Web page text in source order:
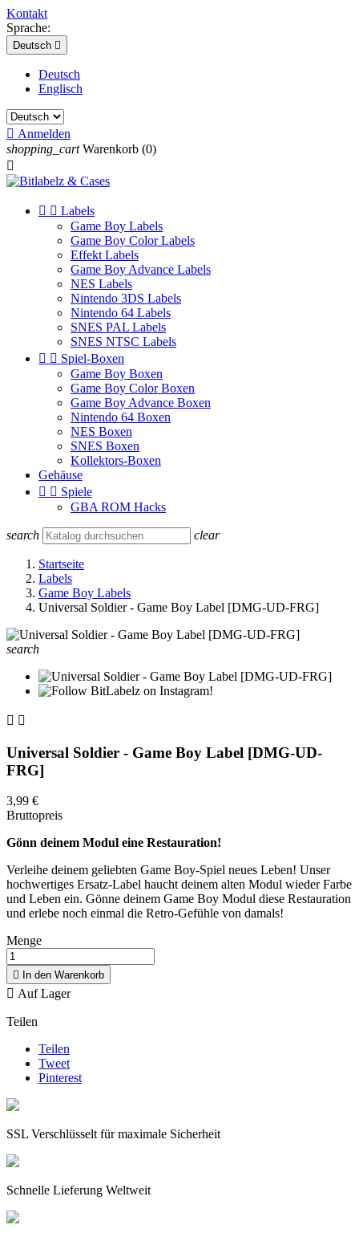
Kontakt
Sprache:
Deutsch 
Deutsch
Englisch
 Anmelden
shopping_cart Warenkorb (0)

  Labels
Game Boy Labels
Game Boy Color Labels
Effekt Labels
Game Boy Advance Labels
NES Labels
Nintendo 3DS Labels
Nintendo 64 Labels
SNES PAL Labels
SNES NTSC Labels
  Spiel-Boxen
Game Boy Boxen
Game Boy Color Boxen
Game Boy Advance Boxen
Nintendo 64 Boxen
NES Boxen
SNES Boxen
Kollektors-Boxen
Gehäuse
  Spiele
GBA ROM Hacks
search clear
Startseite
Labels
Game Boy Labels
Universal Soldier - Game Boy Label [DMG-UD-FRG]
search
 
Universal Soldier - Game Boy Label [DMG-UD-
FRG]
3,99 €
Bruttopreis
Gönn deinem Modul eine Restauration!
Verleihe deinem geliebten Game Boy-Spiel neues Leben! Unser
hochwertiges Ersatz-Label haucht deinem alten Modul wieder Farbe
und Leben ein. Gönne deinem Game Boy Modul diese Restauration
und erlebe noch einmal die Retro-Gefühle von damals!
Menge
 In den Warenkorb
 Auf Lager
Teilen
Teilen
Tweet
Pinterest
SSL Verschlüsselt für maximale Sicherheit
Schnelle Lieferung Weltweit